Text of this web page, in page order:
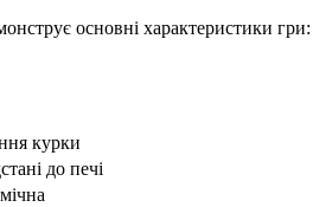
основні характеристики гри:
курки
до печі